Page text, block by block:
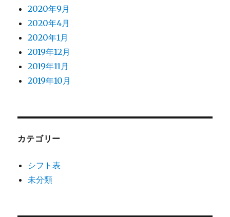
2020年9月
2020年4月
2020年1月
2019年12月
2019年11月
2019年10月
カテゴリー
シフト表
未分類